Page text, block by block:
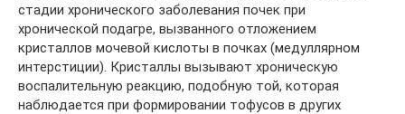
стадии хронического заболевания почек при
хронической подагре, вызванного отложением
кристаллов мочевой кислоты в почках (медуллярном
интерстиции). Кристаллы вызывают хроническую
воспалительную реакцию, подобную той, которая
наблюдается при формировании тофусов в других